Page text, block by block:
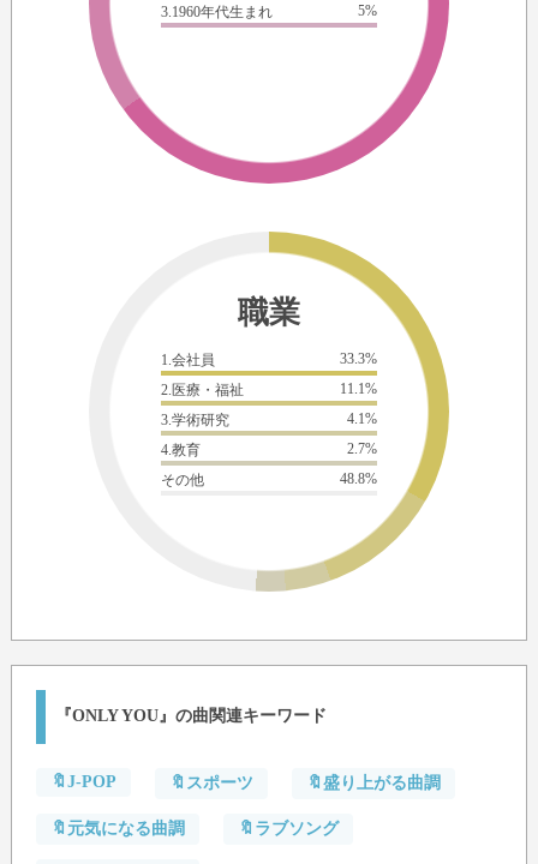
3.1960年代生まれ
5%
職業
1.会社員
33.3%
2.医療・福祉
11.1%
3.学術研究
4.1%
4.教育
2.7%
その他
48.8%
『ONLY YOU』の曲関連キーワード
🔖J-POP 🔖スポーツ 🔖盛り上がる曲調
🔖元気になる曲調 🔖ラブソング